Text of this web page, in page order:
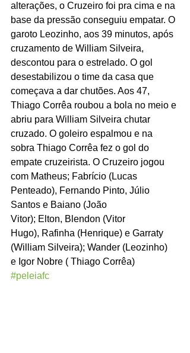
alterações, o Cruzeiro foi pra cima e na
base da pressão conseguiu empatar. O
garoto Leozinho, aos 39 minutos, após
cruzamento de William Silveira,
descontou para o estrelado. O gol
desestabilizou o time da casa que
começava a dar chutões. Aos 47,
Thiago Corrêa roubou a bola no meio e
abriu para William Silveira chutar
cruzado. O goleiro espalmou e na
sobra Thiago Corrêa fez o gol do
empate cruzeirista. O Cruzeiro jogou
com Matheus; Fabrício (Lucas
Penteado), Fernando Pinto, Júlio
Santos e Baiano (João
Vitor); Elton, Blendon (Vitor
Hugo), Rafinha (Henrique) e Garraty
(William Silveira); Wander (Leozinho)
e Igor Nobre ( Thiago Corrêa)
#peleiafc